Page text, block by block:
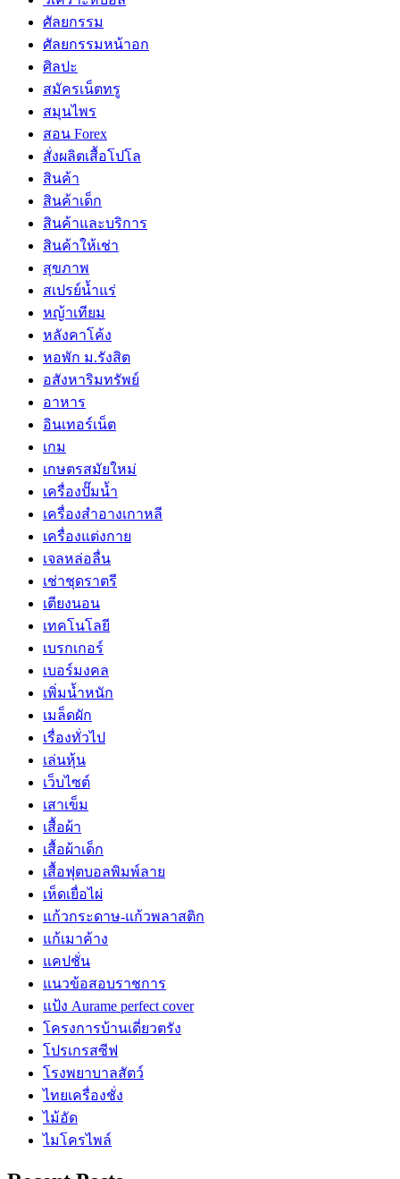
ศัลยกรรม
ศัลยกรรมหน้าอก
ศิลปะ
สมัครเน็ตทรู
สมุนไพร
สอน Forex
สั่งผลิตเสื้อโปโล
สินค้า
สินค้าเด็ก
สินค้าและบริการ
สินค้าให้เช่า
สุขภาพ
สเปรย์น้ำแร่
หญ้าเทียม
หลังคาโค้ง
หอพัก ม.รังสิต
อสังหาริมทรัพย์
อาหาร
อินเทอร์เน็ต
เกม
เกษตรสมัยใหม่
เครื่องปั๊มน้ำ
เครื่องสำอางเกาหลี
เครื่องแต่งกาย
เจลหล่อลื่น
เช่าชุดราตรี
เตียงนอน
เทคโนโลยี
เบรกเกอร์
เบอร์มงคล
เพิ่มน้ำหนัก
เมล็ดผัก
เรื่องทั่วไป
เล่นหุ้น
เว็บไซต์
เสาเข็ม
เสื้อผ้า
เสื้อผ้าเด็ก
เสื้อฟุตบอลพิมพ์ลาย
เห็ดเยื่อไผ่
แก้วกระดาษ-แก้วพลาสติก
แก้เมาค้าง
แคปชั่น
แนวข้อสอบราชการ
แป้ง Aurame perfect cover
โครงการบ้านเดี่ยวตรัง
โปรเกรสซีฟ
โรงพยาบาลสัตว์
ไทยเครื่องชั่ง
ไม้อัด
ไมโครไพล์